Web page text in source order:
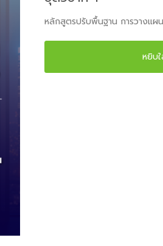
หลักสูตรปรับพื้นฐาน การวางแผ
หยิบ